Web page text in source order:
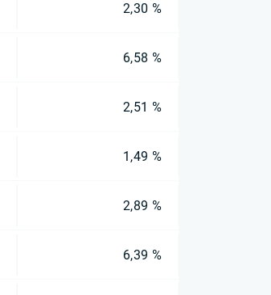
2,30 %
6,58 %
2,51 %
1,49 %
2,89 %
6,39 %